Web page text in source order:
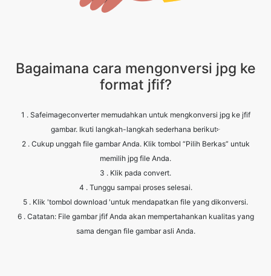
Bagaimana cara mengonversi jpg ke
1 . Safeimageconverter memudahkan untuk mengkonversi jpg ke jfif
gambar. Ikuti langkah-langkah sederhana berikut፦
2 . Cukup unggah file gambar Anda. Klik tombol “Pilih Berkas” untuk
3 . Klik pada convert.
4 . Tunggu sampai proses selesai.
5 . Klik 'tombol download 'untuk mendapatkan file yang dikonversi.
6 . Catatan: File gambar jfif Anda akan mempertahankan kualitas yang
sama dengan file gambar asli Anda.